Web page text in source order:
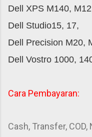
Dell XPS M140,
Dell Studio15, 17,
Dell Precision M20,
Dell Vostro 1000,
Cara Pembayaran:
Cash, Transfer,